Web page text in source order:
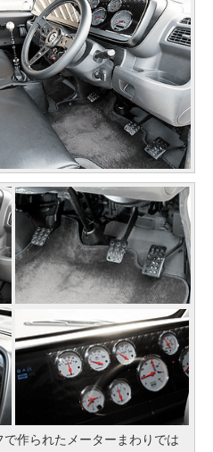
作られたメーターまわりでは